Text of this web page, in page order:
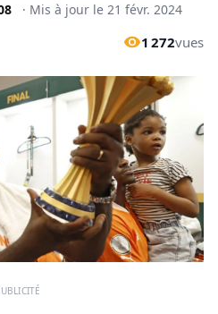
· Mis à jour le 21 févr. 2024
1 272vues